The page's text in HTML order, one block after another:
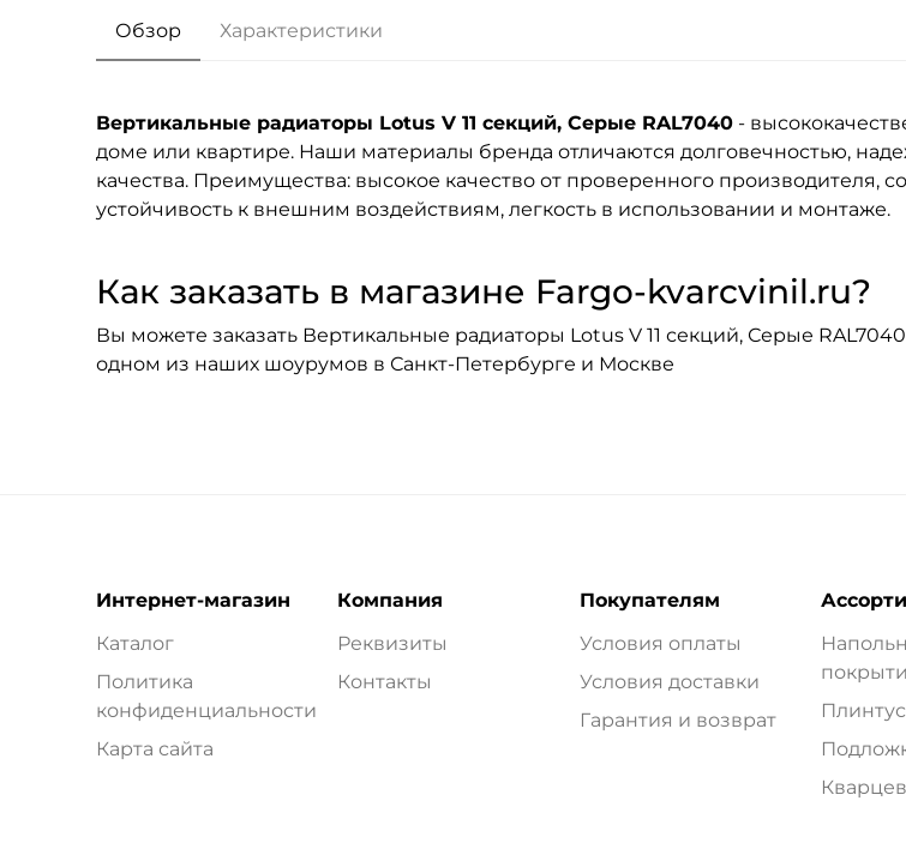
Обзор Характеристики
Вертикальные радиаторы Lotus V 11 секций, Серые RAL7040 -
доме или квартире. Наши материалы бренда отличаются долговечностью,
качества. Преимущества: высокое качество от проверенного производителя,
устойчивость к внешним воздействиям, легкость в использовании и монтаже.
Как заказать в магазине Fargo-kvarcvinil.ru?
Вы можете заказать Вертикальные радиаторы Lotus V 11 секций, Серые
одном из наших шоурумов в Санкт-Петербурге и Москве
Интернет-магазин
Каталог
Политика
конфиденциальности
Карта сайта
Компания
Реквизиты
Контакты
Покупателям
Условия оплаты
Условия доставки
Гарантия и возврат